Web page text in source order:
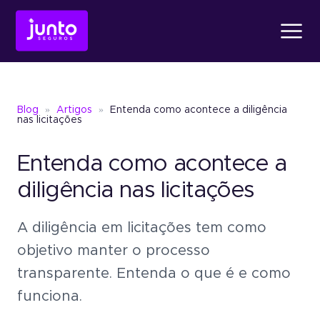
Conheça oFiança
Conheça oSeguro
Seguro Garantia
Um jeito simples de
garantia sem bloquear
Produtos
Conheça oFiança Locatícia
Conheça o Seguro Garantia
Seguro Garantia
Atendimento
Sobre a Junto
Blog » Artigos »
Entenda como acontece a diligência
nas licitações
Entenda como acontece a
diligência nas licitações
A diligência em licitações tem como
objetivo manter o processo
transparente. Entenda o que é e como
funciona.